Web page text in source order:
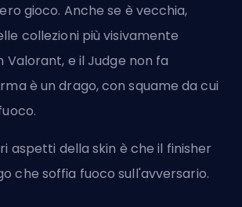
gioco. Anche se è vecchia,
collezioni più visivamente
e il Judge non fa
è un drago, con squame da cui
aspetti della skin è che il finisher
che soffia fuoco sull'avversario.